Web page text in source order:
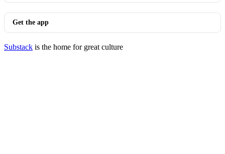
Get the app
Substack is the home for great culture